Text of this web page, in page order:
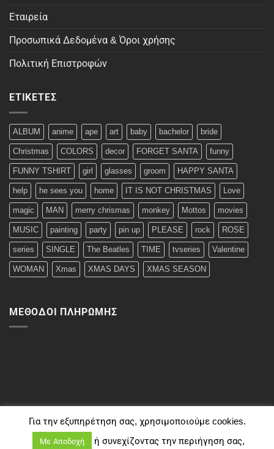
Εταιρεία
Προσωπικά Δεδομένα & Όροι χρήσης
Πολιτική Επιστροφών
ΕΤΙΚΈΤΕΣ
ALBUM anime ape art baby bachelor bride
Christmas COLORS decor FORGET SANTA funny
FUNNY TSHIRT girl glasses groom HAPPY SANTA
help he sees you home IT IS NOT CHRISTMAS Love
magic MAN merry chrismas monkey Mottos movies
MUSIC painting party pin up PLEASE rock ROSE
series SINGLE The Beatles TIME tvseries Valentine
WOMAN Xmas XMAS DAYS XMAS SEASON
ΜΈΘΟΔΟΙ ΠΛΗΡΩΜΉΣ
Για την εξυπηρέτηση σας, χρησιμοποιούμε cookies.
Με Αποδοχή ή συνεχίζοντας την περιήγηση σας,